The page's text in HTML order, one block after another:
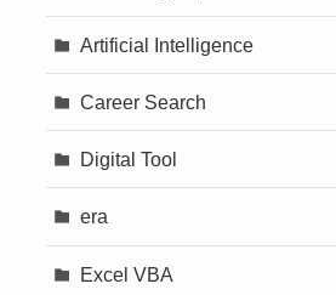
Artificial Intelligence
Career Search
Digital Tool
era
Excel VBA